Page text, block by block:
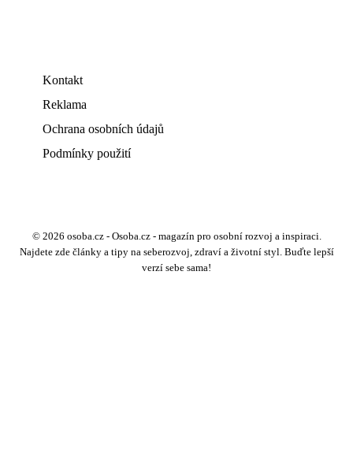
Kontakt
Reklama
Ochrana osobních údajů
Podmínky použití
© 2026 osoba.cz - Osoba.cz - magazín pro osobní rozvoj a inspiraci.
Najdete zde články a tipy na seberozvoj, zdraví a životní styl. Buďte lepší
verzí sebe sama!